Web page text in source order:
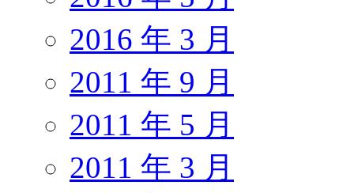
2016 年 3 月
2011 年 9 月
2011 年 5 月
2011 年 3 月